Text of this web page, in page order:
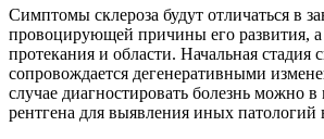
Симптомы склероза будут отличаться в
провоцирующей причины его развития, а
протекания и области. Начальная стадия
сопровождается дегенеративными
случае диагностировать болезнь можно
рентгена для выявления иных патологий